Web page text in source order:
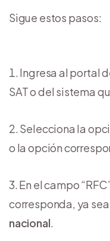
Sigue estos pasos:
Ingresa al portal
SAT o del sistema
Selecciona la
o la opción
En el campo
corresponda, ya sea
nacional.